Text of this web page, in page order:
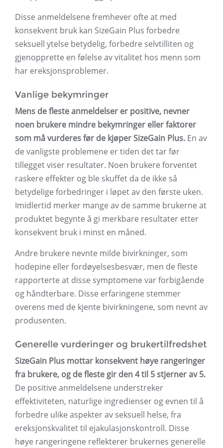
Disse anmeldelsene fremhever ofte at med
konsekvent bruk kan SizeGain Plus forbedre
seksuell ytelse betydelig, forbedre selvtilliten og
gjenopprette en følelse av vitalitet hos menn som
har ereksjonsproblemer.
Vanlige bekymringer
Mens de fleste anmeldelser er positive, nevner
noen brukere mindre bekymringer eller faktorer
som må vurderes før de kjøper SizeGain Plus. En av
de vanligste problemene er tiden det tar før
tillegget viser resultater. Noen brukere forventet
raskere effekter og ble skuffet da de ikke så
betydelige forbedringer i løpet av den første uken.
Imidlertid merker mange av de samme brukerne at
produktet begynte å gi merkbare resultater etter
konsekvent bruk i minst en måned.
Andre brukere nevnte milde bivirkninger, som
hodepine eller fordøyelsesbesvær, men de fleste
rapporterte at disse symptomene var forbigående
og håndterbare. Disse erfaringene stemmer
overens med de kjente bivirkningene, som nevnt av
produsenten.
Generelle vurderinger og brukertilfredshet
SizeGain Plus mottar konsekvent høye rangeringer
fra brukere, og de fleste gir den 4 til 5 stjerner av 5.
De positive anmeldelsene understreker
effektiviteten, naturlige ingredienser og evnen til å
forbedre ulike aspekter av seksuell helse, fra
ereksjonskvalitet til ejakulasjonskontroll. Disse
høye rangeringene reflekterer brukernes generelle